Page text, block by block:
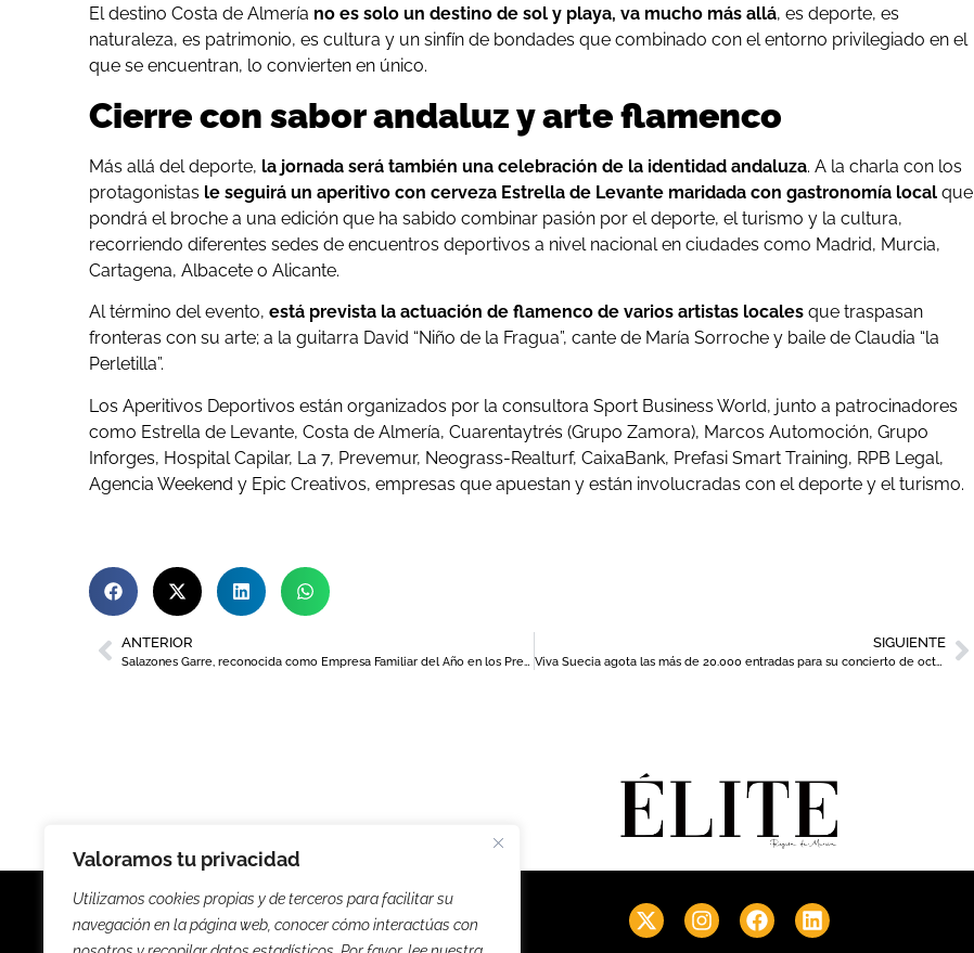
Valoramos tu privacidad
Utilizamos cookies propias y de terceros para facilitar su
navegación en la página web, conocer cómo interactúas con
El destino Costa de Almería no es solo un destino de sol y playa, va mucho más allá, es deporte, es
naturaleza, es patrimonio, es cultura y un sinfín de bondades que combinado con el entorno privilegiado en el
que se encuentran, lo convierten en único.
Cierre con sabor andaluz y arte flamenco
Más allá del deporte, la jornada será también una celebración de la identidad andaluza. A la charla con los
protagonistas le seguirá un aperitivo con cerveza Estrella de Levante maridada con gastronomía local que
pondrá el broche a una edición que ha sabido combinar pasión por el deporte, el turismo y la cultura,
recorriendo diferentes sedes de encuentros deportivos a nivel nacional en ciudades como Madrid, Murcia,
Cartagena, Albacete o Alicante.
Al término del evento, está prevista la actuación de flamenco de varios artistas locales que traspasan
fronteras con su arte; a la guitarra David “Niño de la Fragua”, cante de María Sorroche y baile de Claudia “la
Perletilla”.
Los Aperitivos Deportivos están organizados por la consultora Sport Business World, junto a patrocinadores
como Estrella de Levante, Costa de Almería, Cuarentaytrés (Grupo Zamora), Marcos Automoción, Grupo
Inforges, Hospital Capilar, La 7, Prevemur, Neograss-Realturf, CaixaBank, Prefasi Smart Training, RPB Legal,
Agencia Weekend y Epic Creativos, empresas que apuestan y están involucradas con el deporte y el turismo.
ANTERIOR
Salazones Garre, reconocida como Empresa Familiar del Año en los Premios Herentia 2025
SIGUIENTE
Viva Suecia agota las más de 20.000 entradas para su concierto de octubre de 2026 en Murcia